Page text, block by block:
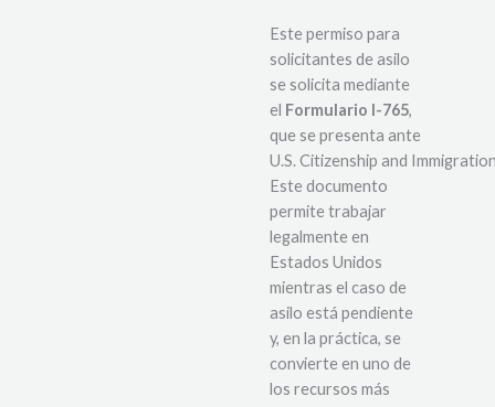
Este permiso para
solicitantes de asilo
se solicita mediante
el Formulario I-765,
que se presenta ante
U.S. Citizenship and
Este documento
permite trabajar
legalmente en
Estados Unidos
mientras el caso de
asilo está pendiente
y, en la práctica, se
convierte en uno de
los recursos más